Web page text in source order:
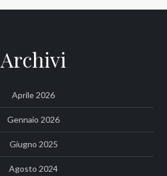
Archivi
Aprile 2026
Gennaio 2026
Giugno 2025
Agosto 2024